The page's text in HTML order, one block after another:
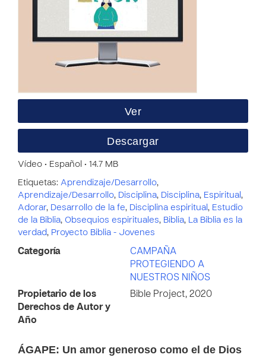
Ver
Descargar
Vídeo • Español • 14.7 MB
Etiquetas: Aprendizaje/Desarrollo,
Aprendizaje/Desarrollo, Disciplina, Disciplina, Espiritual ,
Adorar, Desarrollo de la fe, Disciplina espiritual , Estudio
de la Biblia, Obsequios espirituales, Biblia, La Biblia es la
verdad, Proyecto Biblia - Jovenes
Categoría
CAMPAÑA
PROTEGIENDO A
NUESTROS NIÑOS
Propietario de los
Derechos de Autor y
Año
Bible Project, 2020
ÁGAPE: Un amor generoso como el de Dios